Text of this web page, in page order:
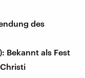
des
Bekannt als Fest